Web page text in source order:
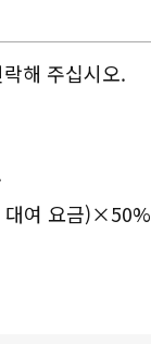
해 주십시오.
대여 요금)×50%